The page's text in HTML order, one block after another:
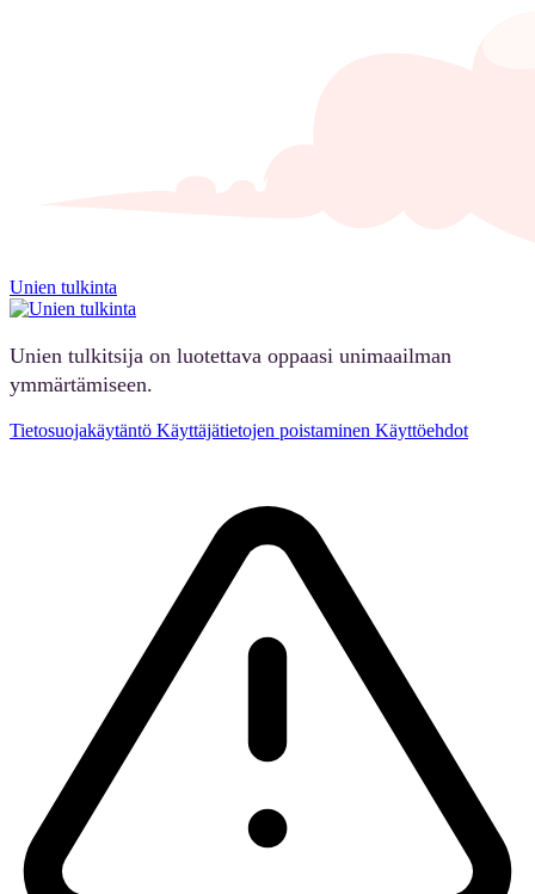
Unien tulkinta
Unien tulkitsija on luotettava oppaasi unimaailman
ymmärtämiseen.
Tietosuojakäytäntö Käyttäjätietojen poistaminen Käyttöehdot